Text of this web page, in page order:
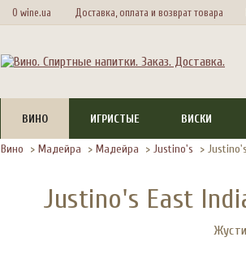
О wine.ua Доставка, оплата и возврат товара
ВИНО ИГРИСТЫЕ ВИСКИ
Вино > Мадейра > Мадейра > Justino's >
Justino's East